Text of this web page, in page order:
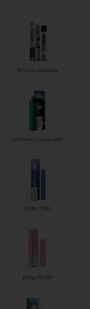
187 Strassenbande
Al Fakher Crowbar 600
Elf Bar T600
Elf Bar NC600